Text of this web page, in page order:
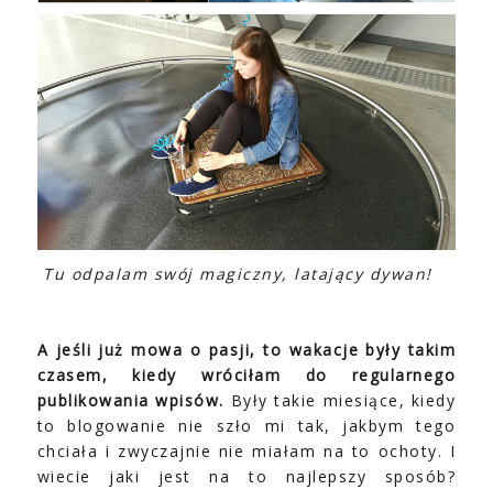
Tu odpalam swój magiczny, latający dywan!
A jeśli już mowa o pasji, to wakacje były takim
czasem, kiedy wróciłam do regularnego
publikowania wpisów. Były takie miesiące, kiedy
to blogowanie nie szło mi tak, jakbym tego
chciała i zwyczajnie nie miałam na to ochoty. I
wiecie jaki jest na to najlepszy sposób?